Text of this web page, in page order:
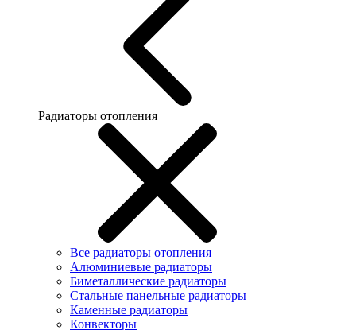
Радиаторы отопления
Все радиаторы отопления
Алюминиевые радиаторы
Биметаллические радиаторы
Стальные панельные радиаторы
Каменные радиаторы
Конвекторы